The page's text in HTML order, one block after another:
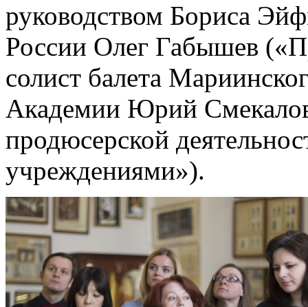
руководством Бориса
России Олег Габышев
солист балета
Академии Юрий
продюсерской
учреждениями»).